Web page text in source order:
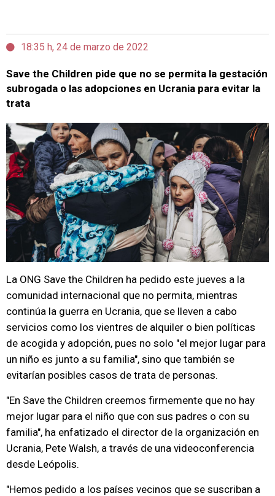
18:35 h, 24 de marzo de 2022
Save the Children pide que no se permita la gestación
subrogada o las adopciones en Ucrania para evitar la
trata
La ONG Save the Children ha pedido este jueves a la
comunidad internacional que no permita, mientras
continúa la guerra en Ucrania, que se lleven a cabo
servicios como los vientres de alquiler o bien políticas
de acogida y adopción, pues no solo "el mejor lugar para
un niño es junto a su familia", sino que también se
evitarían posibles casos de trata de personas.
"En Save the Children creemos firmemente que no hay
mejor lugar para el niño que con sus padres o con su
familia", ha enfatizado el director de la organización en
Ucrania, Pete Walsh, a través de una videoconferencia
desde Leópolis.
"Hemos pedido a los países vecinos que se suscriban a